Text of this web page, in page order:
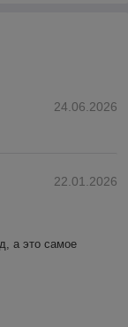
24.06.2026
22.01.2026
а это самое